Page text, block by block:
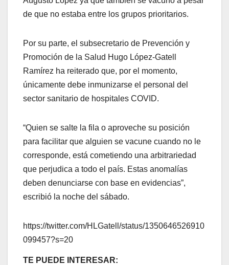
de que no estaba entre los grupos prioritarios.
Por su parte, el subsecretario de Prevención y
Promoción de la Salud Hugo López-Gatell
Ramírez ha reiterado que, por el momento,
únicamente debe inmunizarse el personal del
sector sanitario de hospitales COVID.
“Quien se salte la fila o aproveche su posición
para facilitar que alguien se vacune cuando no le
corresponde, está cometiendo una arbitrariedad
que perjudica a todo el país. Estas anomalías
deben denunciarse con base en evidencias”,
escribió la noche del sábado.
https://twitter.com/HLGatell/status/1350646526910
099457?s=20
TE PUEDE INTERESAR: